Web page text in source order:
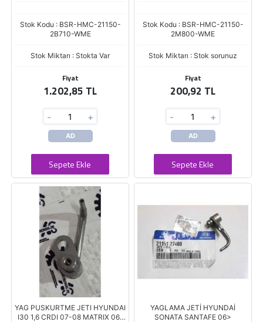
Stok Kodu : BSR-HMC-21150-
2B710-WME
Stok Miktarı : Stokta Var
Fiyat
1.202,85 TL
- +
AD
Sepete Ekle
Stok Kodu : BSR-HMC-21150-
2M800-WME
Stok Miktarı : Stok sorunuz
Fiyat
200,92 TL
- +
AD
Sepete Ekle
YAG PUSKURTME JETI HYUNDAI
I30 1,6 CRDI 07-08 MATRIX 06-
YAGLAMA JETİ HYUNDAİ
SONATA SANTAFE 06>